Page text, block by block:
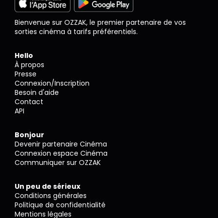
Bienvenue sur OZZAK, le premier partenaire de vos
sorties cinéma à tarifs préférentiels.
Hello
À propos
Presse
Connexion/Inscription
Besoin d'aide
Contact
API
Bonjour
Devenir partenaire Cinéma
Connexion espace Cinéma
Communiquer sur OZZAK
Un peu de sérieux
Conditions générales
Politique de confidentialité
Mentions légales